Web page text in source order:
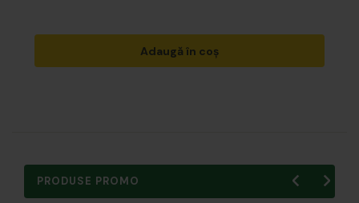
Adaugă în coș
PRODUSE PROMO